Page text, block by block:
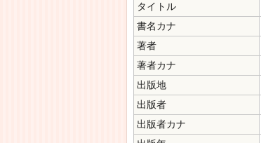
タイトル
書名カナ
著者
著者カナ
出版地
出版者
出版者カナ